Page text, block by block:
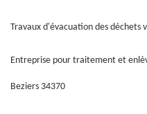
Travaux d'évacuation des déchets
Entreprise pour traitement et
Beziers 34370